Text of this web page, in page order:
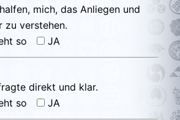
mich, das Anliegen und
zu verstehen.
so JA
direkt und klar.
so JA